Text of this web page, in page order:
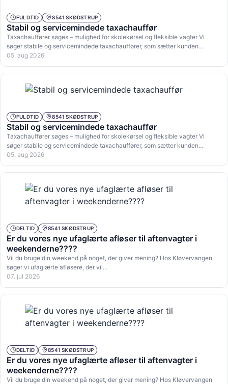
FULDTID 8541 SKØDSTRUP
Stabil og servicemindede taxachauffør
Taxachauffører søges – mulighed for skolekørsel og fleksible vagter Vi
søger stabile og servicemindede taxachauffører, som sætter kunden…
05. aug 2026
FULDTID 8541 SKØDSTRUP
Stabil og servicemindede taxachauffør
Taxachauffører søges – mulighed for skolekørsel og fleksible vagter Vi
søger stabile og servicemindede taxachauffører, som sætter kunden…
05. aug 2026
DELTID 8541 SKØDSTRUP
Er du vores nye ufaglærte afløser til aftenvagter i
weekenderne????
Vil du bruge din weekend på noget, der giver mening? Hos Kløvervangen
søger vi ufaglærte afløsere, der vil…
07. jul 2026
DELTID 8541 SKØDSTRUP
Er du vores nye ufaglærte afløser til aftenvagter i
weekenderne????
Vil du bruge din weekend på noget, der giver mening? Hos Kløvervangen